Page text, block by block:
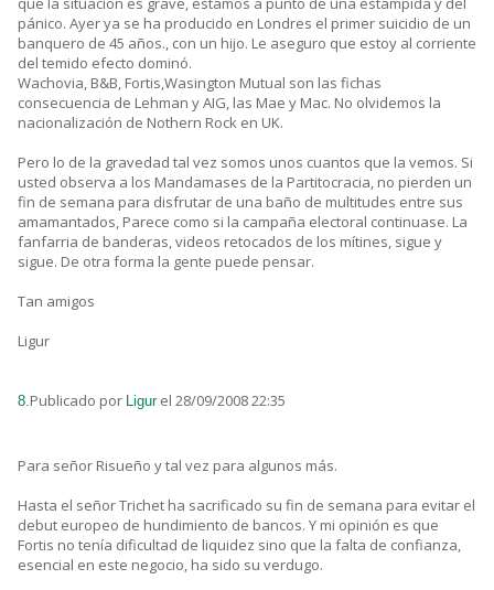
pánico. Ayer ya se ha producido en Londres el primer suicidio de un
banquero de 45 años., con un hijo. Le aseguro que estoy al corriente
del temido efecto dominó.
Wachovia, B&B, Fortis,Wasington Mutual son las fichas
consecuencia de Lehman y AIG, las Mae y Mac. No olvidemos la
nacionalización de Nothern Rock en UK.
Pero lo de la gravedad tal vez somos unos cuantos que la vemos. Si
usted observa a los Mandamases de la Partitocracia, no pierden un
fin de semana para disfrutar de una baño de multitudes entre sus
amamantados, Parece como si la campaña electoral continuase. La
fanfarria de banderas, videos retocados de los mítines, sigue y
sigue. De otra forma la gente puede pensar.
Tan amigos
Ligur
8.Publicado por Ligur el 28/09/2008 22:35
Para señor Risueño y tal vez para algunos más.
Hasta el señor Trichet ha sacrificado su fin de semana para evitar el
debut europeo de hundimiento de bancos. Y mi opinión es que
Fortis no tenía dificultad de liquidez sino que la falta de confianza,
esencial en este negocio, ha sido su verdugo.